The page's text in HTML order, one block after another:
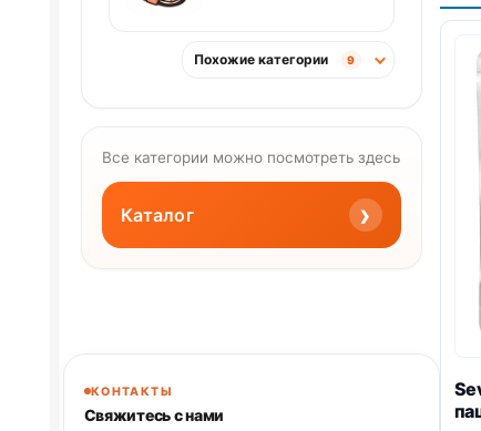
Похожие категории 9
Все категории можно посмотреть здесь
Каталог ›
КОНТАКТЫ
Свяжитесь с нами